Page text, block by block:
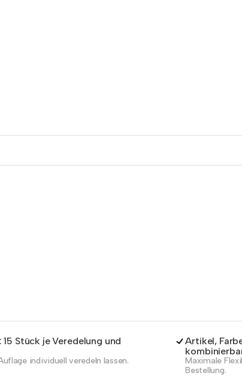
Stück je Veredelung und
individuell veredeln lassen.
Artikel,
Maximale
Bestellung.